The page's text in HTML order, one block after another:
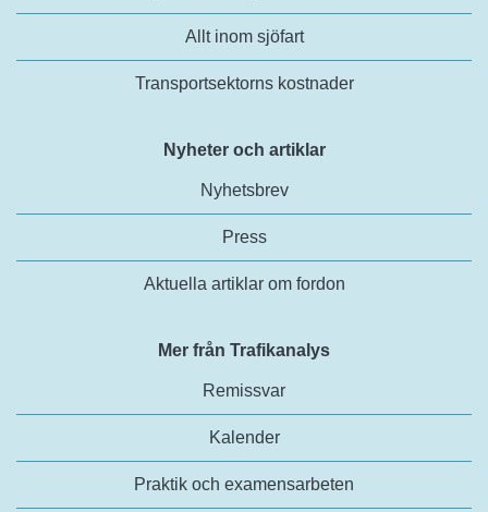
Allt inom sjöfart
Transportsektorns kostnader
Nyheter och artiklar
Nyhetsbrev
Press
Aktuella artiklar om fordon
Mer från Trafikanalys
Remissvar
Kalender
Praktik och examensarbeten